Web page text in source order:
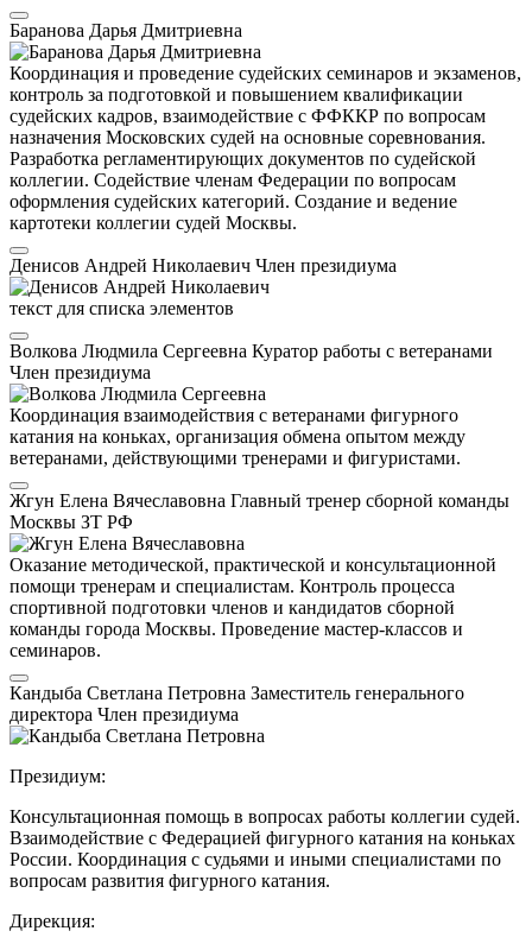
Баранова Дарья Дмитриевна
Координация и проведение судейских семинаров и экзаменов,
контроль за подготовкой и повышением квалификации
судейских кадров, взаимодействие с ФФККР по вопросам
назначения Московских судей на основные соревнования.
Разработка регламентирующих документов по судейской
коллегии. Содействие членам Федерации по вопросам
оформления судейских категорий. Создание и ведение
картотеки коллегии судей Москвы.
Денисов Андрей Николаевич Член президиума
текст для списка элементов
Волкова Людмила Сергеевна Куратор работы с ветеранами
Член президиума
Координация взаимодействия с ветеранами фигурного
катания на коньках, организация обмена опытом между
ветеранами, действующими тренерами и фигуристами.
Жгун Елена Вячеславовна Главный тренер сборной команды
Москвы ЗТ РФ
Оказание методической, практической и консультационной
помощи тренерам и специалистам. Контроль процесса
спортивной подготовки членов и кандидатов сборной
команды города Москвы. Проведение мастер-классов и
семинаров.
Кандыба Светлана Петровна Заместитель генерального
директора Член президиума
Президиум:
Консультационная помощь в вопросах работы коллегии судей.
Взаимодействие с Федерацией фигурного катания на коньках
России. Координация с судьями и иными специалистами по
вопросам развития фигурного катания.
Дирекция: